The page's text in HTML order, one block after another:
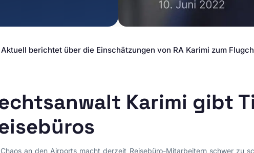
Reisebranche & Touristik
Einstweilige Verfügung
Reputationsmanagement
Unterlassung
berichtet über die Einschätzungen von RA Karimi zum
Karimi gibt
an den Airports macht derzeit Reisebüro-Mitarbeitern schwer zu